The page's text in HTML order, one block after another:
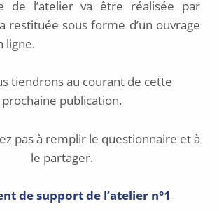
de l’atelier va être réalisée par
restituée sous forme d’un ouvrage
ligne.
tiendrons au courant de cette
prochaine publication.
pas à remplir le questionnaire et à
le partager.
de support de l’atelier n°1